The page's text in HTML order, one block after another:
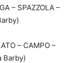
– SPAZZOLA –
– CAMPO –
Barby)